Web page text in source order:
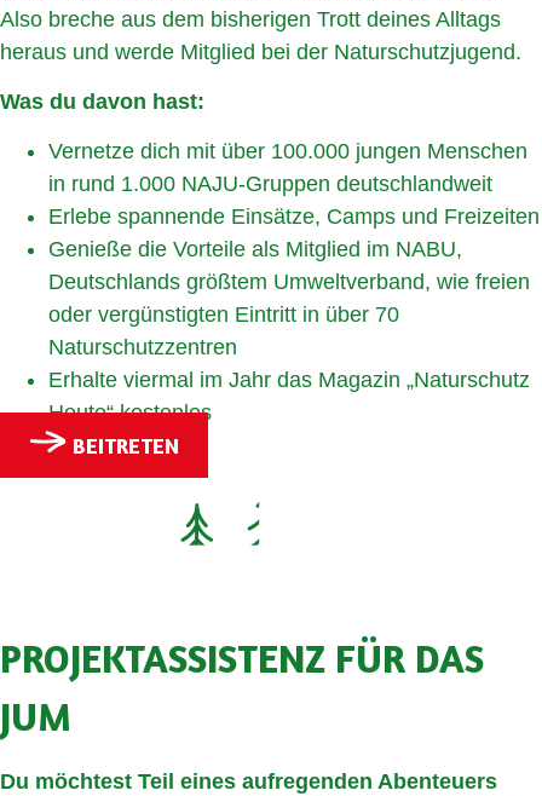
Also breche aus dem bisherigen Trott deines Alltags
heraus und werde Mitglied bei der Naturschutzjugend.
Was du davon hast:
Vernetze dich mit über 100.000 jungen Menschen
in rund 1.000 NAJU-Gruppen deutschlandweit
Erlebe spannende Einsätze, Camps und Freizeiten
Genieße die Vorteile als Mitglied im NABU,
Deutschlands größtem Umweltverband, wie freien
oder vergünstigten Eintritt in über 70
Naturschutzzentren
Erhalte viermal im Jahr das Magazin „Naturschutz
Heute“ kostenlos
BEITRETEN
PROJEKTASSISTENZ FÜR DAS
JUM
Du möchtest Teil eines aufregenden Abenteuers